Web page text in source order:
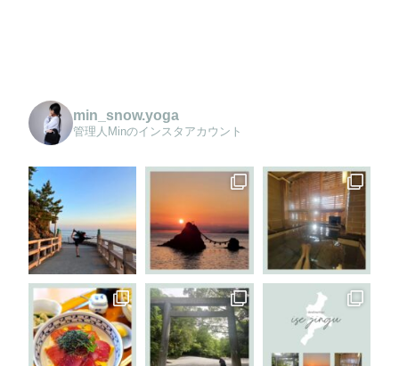
min_snow.yoga
管理人Minのインスタアカウント